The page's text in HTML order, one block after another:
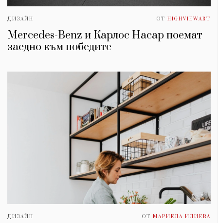
ДИЗАЙН ОТ HIGHVIEWART
Mercedes-Benz и Карлос Насар поемат
заедно към победите
ДИЗАЙН ОТ МАРИЕЛА ИЛИЕВА